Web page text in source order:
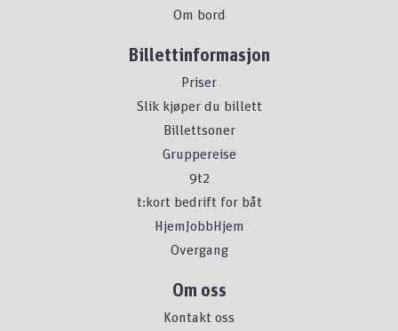
Om bord
Billettinformasjon
Priser
Slik kjøper du billett
Billettsoner
Gruppereise
9t2
t:kort bedrift for båt
HjemJobbHjem
Overgang
Om oss
Kontakt oss